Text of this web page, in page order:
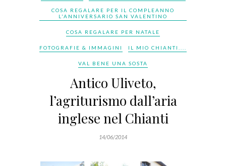
COSA REGALARE PER IL COMPLEANNO
L'ANNIVERSARIO SAN VALENTINO
COSA REGALARE PER NATALE
FOTOGRAFIE & IMMAGINI IL MIO CHIANTI....
VAL BENE UNA SOSTA
Antico Uliveto,
l’agriturismo dall’aria
inglese nel Chianti
14/06/2014